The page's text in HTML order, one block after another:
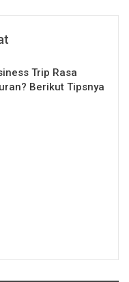
Trip Rasa
Berikut Tipsnya